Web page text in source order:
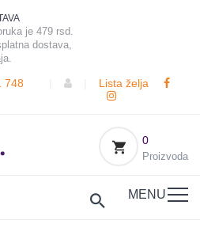
je 479 rsd.
dostava,
748 Lista želja
0
Proizvoda
MENU